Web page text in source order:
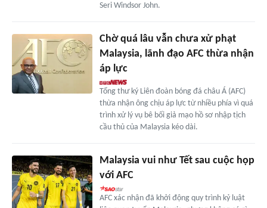
Seri Windsor John.
Chờ quá lâu vẫn chưa xử phạt
Malaysia, lãnh đạo AFC thừa nhận
áp lực
Tổng thư ký Liên đoàn bóng đá châu Á (AFC)
thừa nhận ông chịu áp lực từ nhiều phía vì quá
trình xử lý vụ bê bối giả mạo hồ sơ nhập tịch
cầu thủ của Malaysia kéo dài.
Malaysia vui như Tết sau cuộc họp
với AFC
AFC xác nhận đã khởi động quy trình kỷ luật